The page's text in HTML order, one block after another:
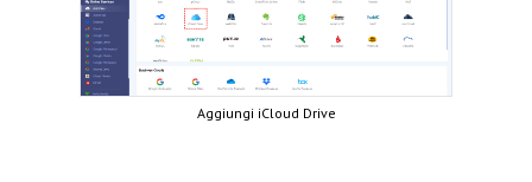
Aggiungi iCloud Drive